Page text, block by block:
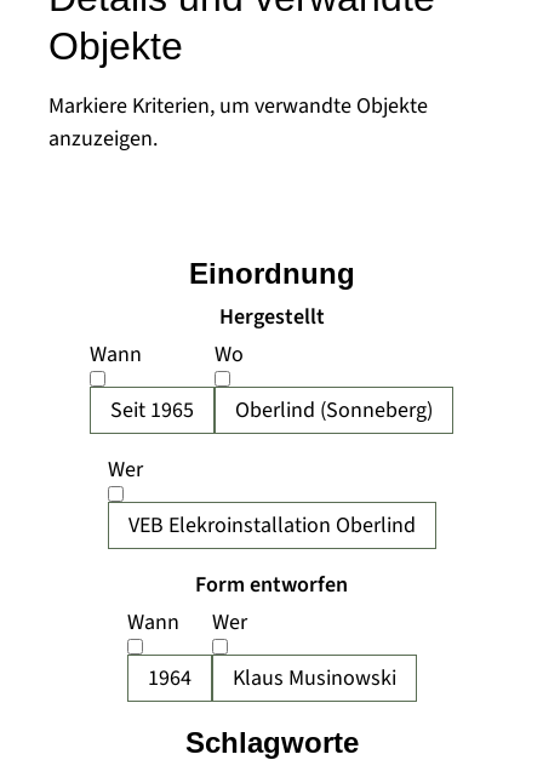
Objekte
Markiere Kriterien, um verwandte Objekte
anzuzeigen.
Hergestellt
Wann
Seit 1965
Wo
Oberlind (Sonneberg)
Wer
VEB Elekroinstallation Oberlind
Form entworfen
Wann
1964
Wer
Klaus Musinowski
Einordnung
Schlagworte